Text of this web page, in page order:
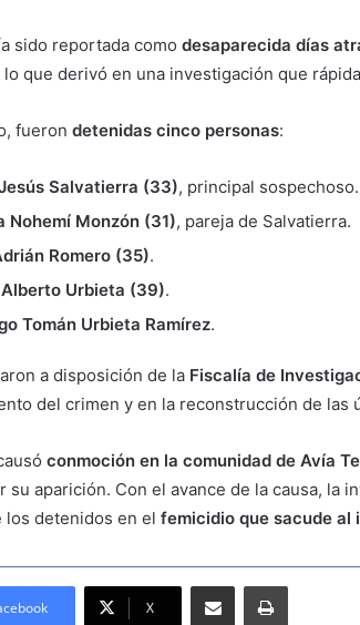
sido reportada como desaparecida días
lo que derivó en una investigación que
fueron detenidas cinco personas:
Salvatierra (33), principal sospechoso.
Nohemí Monzón (31), pareja de Salvatierra.
Romero (35).
Urbieta (39).
Tomán Urbieta Ramírez.
a disposición de la Fiscalía de
del crimen y en la reconstrucción de las
conmoción en la comunidad de Avía
su aparición. Con el avance de la causa, la
los detenidos en el femicidio que sacude al
X